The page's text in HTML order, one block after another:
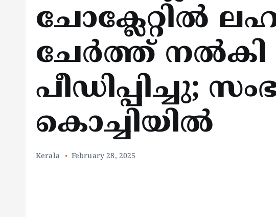
ചോക്ലേറ്റിൽ
ചേർത്ത് നൽകി
പീഡിപ്പിച്ചു;
കൊച്ചിയിൽ
Kerala February 28, 2025